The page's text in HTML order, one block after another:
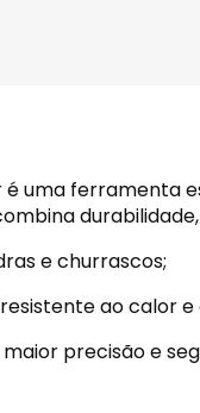
é uma ferramenta
e churrascos;
ao calor e
precisão e